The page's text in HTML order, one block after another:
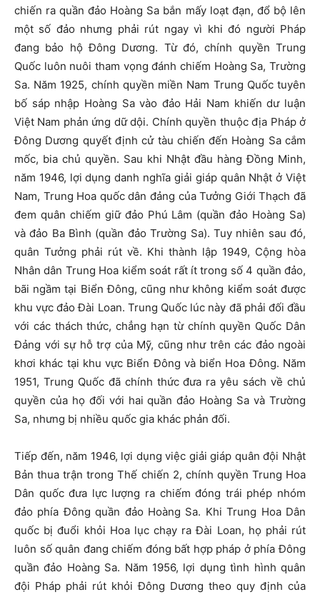
chiến ra quần đảo Hoàng Sa bắn mấy loạt đạn, đổ bộ lên
một số đảo nhưng phải rút ngay vì khi đó người Pháp
đang bảo hộ Đông Dương. Từ đó, chính quyền Trung
Quốc luôn nuôi tham vọng đánh chiếm Hoàng Sa, Trường
Sa. Năm 1925, chính quyền miền Nam Trung Quốc tuyên
bố sáp nhập Hoàng Sa vào đảo Hải Nam khiến dư luận
Việt Nam phản ứng dữ dội. Chính quyền thuộc địa Pháp ở
Đông Dương quyết định cử tàu chiến đến Hoàng Sa cắm
mốc, bia chủ quyền. Sau khi Nhật đầu hàng Đồng Minh,
năm 1946, lợi dụng danh nghĩa giải giáp quân Nhật ở Việt
Nam, Trung Hoa quốc dân đảng của Tưởng Giới Thạch đã
đem quân chiếm giữ đảo Phú Lâm (quần đảo Hoàng Sa)
và đảo Ba Bình (quần đảo Trường Sa). Tuy nhiên sau đó,
quân Tưởng phải rút về. Khi thành lập 1949, Cộng hòa
Nhân dân Trung Hoa kiểm soát rất ít trong số 4 quần đảo,
bãi ngầm tại Biển Đông, cũng như không kiểm soát được
khu vực đảo Đài Loan. Trung Quốc lúc này đã phải đối đầu
với các thách thức, chẳng hạn từ chính quyền Quốc Dân
Đảng với sự hỗ trợ của Mỹ, cũng như trên các đảo ngoài
khơi khác tại khu vực Biển Đông và biển Hoa Đông. Năm
1951, Trung Quốc đã chính thức đưa ra yêu sách về chủ
quyền của họ đối với hai quần đảo Hoàng Sa và Trường
Sa, nhưng bị nhiều quốc gia khác phản đối.
Tiếp đến, năm 1946, lợi dụng việc giải giáp quân đội Nhật
Bản thua trận trong Thế chiến 2, chính quyền Trung Hoa
Dân quốc đưa lực lượng ra chiếm đóng trái phép nhóm
đảo phía Đông quần đảo Hoàng Sa. Khi Trung Hoa Dân
quốc bị đuổi khỏi Hoa lục chạy ra Đài Loan, họ phải rút
luôn số quân đang chiếm đóng bất hợp pháp ở phía Đông
quần đảo Hoàng Sa. Năm 1956, lợi dụng tình hình quân
đội Pháp phải rút khỏi Đông Dương theo quy định của